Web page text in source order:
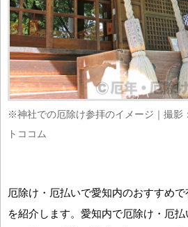
※神社での厄除け参拝のイメージ｜撮影
トココム
厄除け・厄払いで愛知内のおすすめ
を紹介します。愛知内で厄除け・厄